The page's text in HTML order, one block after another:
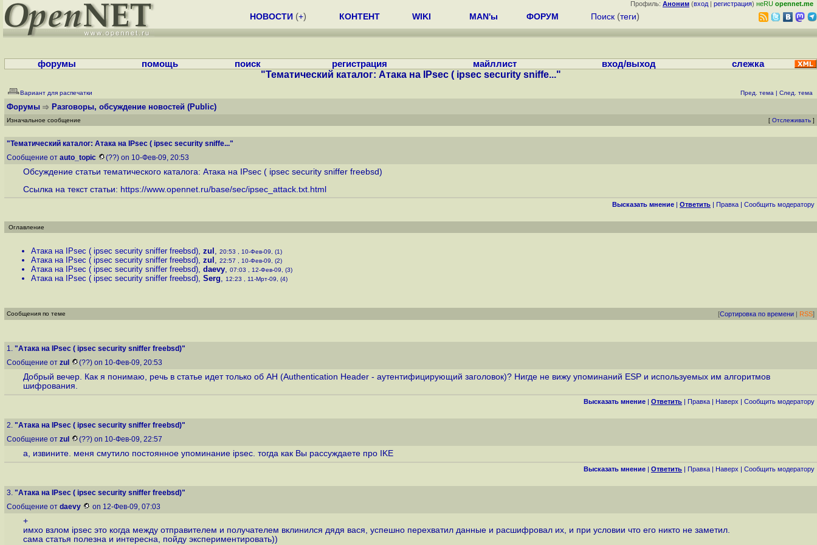
Профиль: Аноним (вход | регистрация) неRU opennet.me
НОВОСТИ (+) КОНТЕНТ WIKI MAN'ы ФОРУМ Поиск (теги)
форумы помощь поиск регистрация майллист вход/выход слежка
"Тематический каталог: Атака на IPsec ( ipsec security sniffe..."
Вариант для распечатки Пред. тема | След. тема
Форумы Разговоры, обсуждение новостей (Public)
Изначальное сообщение [ Отслеживать ]
"Тематический каталог: Атака на IPsec ( ipsec security sniffe..."
Сообщение от auto_topic (??) on 10-Фев-09, 20:53
Обсуждение статьи тематического каталога: Атака на IPsec ( ipsec security sniffer freebsd)
Ссылка на текст статьи: https://www.opennet.ru/base/sec/ipsec_attack.txt.html
Высказать мнение | Ответить | Правка | Cообщить модератору
Оглавление
Атака на IPsec ( ipsec security sniffer freebsd), zul , 20:53 , 10-Фев-09, (1)
Атака на IPsec ( ipsec security sniffer freebsd), zul , 22:57 , 10-Фев-09, (2)
Атака на IPsec ( ipsec security sniffer freebsd), daevy, 07:03 , 12-Фев-09, (3)
Атака на IPsec ( ipsec security sniffer freebsd), Serg, 12:23 , 11-Мрт-09, (4)
Сообщения по теме [Сортировка по времени | RSS]
1. "Атака на IPsec ( ipsec security sniffer freebsd)"
Сообщение от zul (??) on 10-Фев-09, 20:53
Добрый вечер. Как я понимаю, речь в статье идет только об AH (Authentication Header - аутентифицирующий заголовок)? Нигде не вижу упоминаний ESP и используемых им алгоритмов
шифрования.
Высказать мнение | Ответить | Правка | Наверх | Cообщить модератору
2. "Атака на IPsec ( ipsec security sniffer freebsd)"
Сообщение от zul (??) on 10-Фев-09, 22:57
а, извините. меня смутило постоянное упоминание ipsec. тогда как Вы рассуждаете про IKE
Высказать мнение | Ответить | Правка | Наверх | Cообщить модератору
3. "Атака на IPsec ( ipsec security sniffer freebsd)"
Сообщение от daevy on 12-Фев-09, 07:03
+
имхо взлом ipsec это когда между отправителем и получателем вклинился дядя вася, успешно перехватил данные и расшифровал их, и при условии что его никто не заметил.
сама статья полезна и интересна, пойду экспериментировать))